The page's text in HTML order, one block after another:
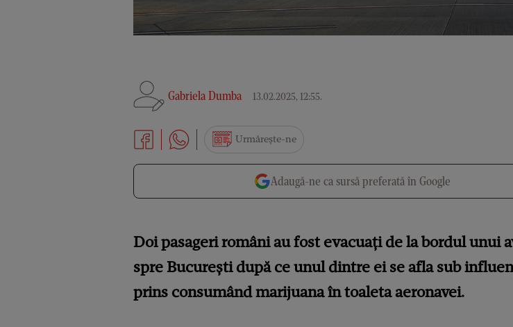
Gabriela Dumba 13.02.2025, 12:55.
Urmărește-ne
Adaugă-ne ca sursă preferată în Google
Doi pasageri români au fost evacuați de la bordul unui
spre București după ce unul dintre ei se afla sub
prins consumând marijuana în toaleta aeronavei.